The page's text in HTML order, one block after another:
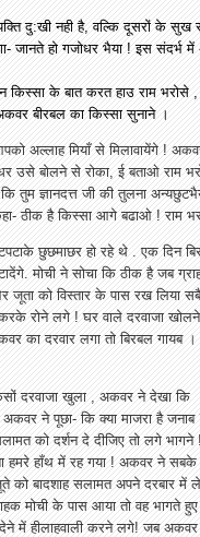
दु:खी नही है, वल्कि दूसरों के सुख
जानते हो गजोधर भैया ! इस
के बात करत हाउ राम भरोसे
बीरबल का किस्सा सुनाने ।
अल्लाह मियाँ से मिलावायेंगे !
उसे बोलने से रोका, ई बताओ राम
तुम ज्ञानदत्त जी की तुलना
ठीक है किस्सा आगे बढाओ ! राम
छुछमाछर हो रहे थे . एक दिन
मोची ने सोचा कि ठीक है जब
जूता को विस्तार के पास रख लिया
रोने लगे ! घर वाले दरवाजा
का दरवार लगा तो बिरबल गायब ।
दरवाजा खुला , अकवर ने देखा कि
ने पूछा- कि क्या माजरा है
को दर्शन दे दीजिए तो लगे
हाँथ में रह गया ! अकवर ने सबके
बादशाह सलामत अपने दरबार में ले
मोची के पास आया तो वह भागते
में हीलाहवाली करने लगे! जब अकवर